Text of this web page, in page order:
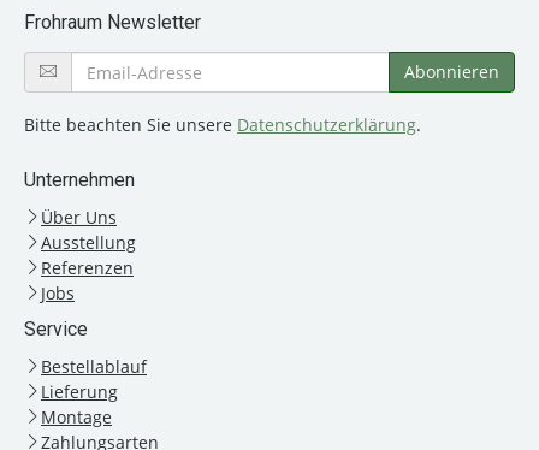
Frohraum Newsletter
Bitte beachten Sie unsere Datenschutzerklärung.
Unternehmen
Über Uns
Ausstellung
Referenzen
Jobs
Service
Bestellablauf
Lieferung
Montage
Zahlungsarten